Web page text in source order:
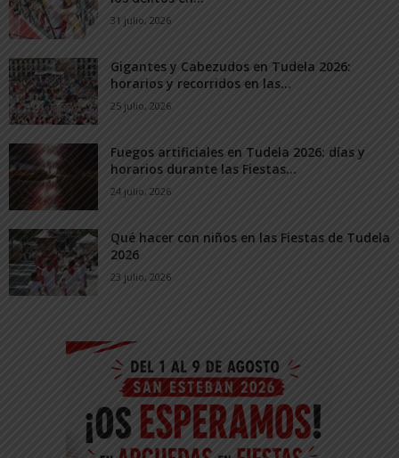
31 julio, 2026
Gigantes y Cabezudos en Tudela 2026:
horarios y recorridos en las...
25 julio, 2026
Fuegos artificiales en Tudela 2026: días y
horarios durante las Fiestas...
24 julio, 2026
Qué hacer con niños en las Fiestas de Tudela
2026
23 julio, 2026